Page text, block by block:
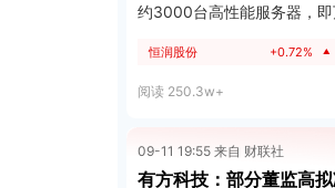
约3000台高性能服务器，
恒润股份 +0.72% ▲
阅读 250.3w+
09-11 19:55 来自 财联社
有方科技：部分董监高